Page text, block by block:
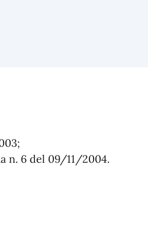
n. 6 del 09/11/2004.